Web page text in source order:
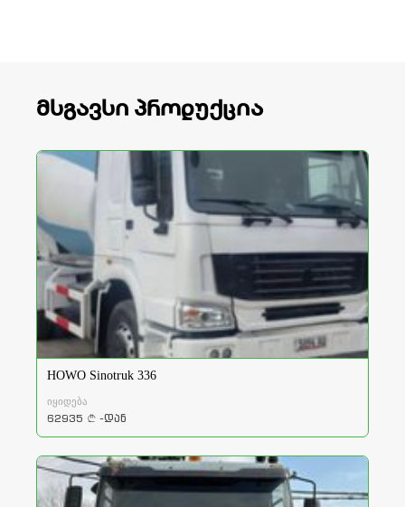
მსგავსი პროდუქცია
HOWO Sinotruk 336
იყიდება
62935 a -დან